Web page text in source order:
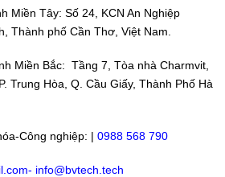
Miền Tây: Số 24, KCN An Nghiệp
Thành phố Cần Thơ, Việt Nam.
Miền Bắc: Tầng 7, Tòa nhà Charmvit,
Trung Hòa, Q. Cầu Giấy, Thành Phố Hà
Công nghiệp: | 0988 568 790
info@bvtech.tech